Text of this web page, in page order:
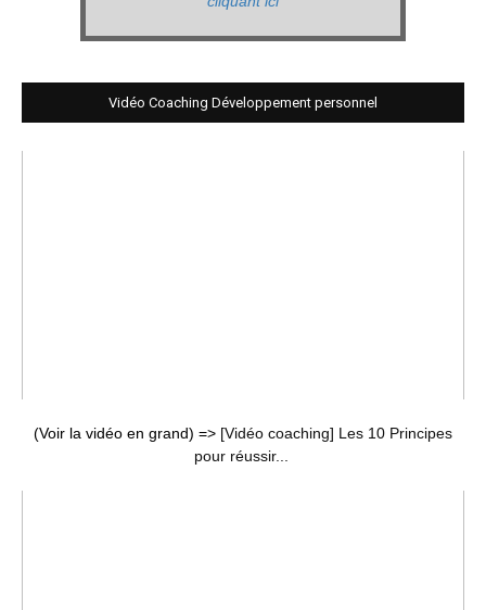
Vidéo Coaching Développement personnel
(Voir la vidéo en grand) => [Vidéo coaching] Les 10 Principes
pour réussir...